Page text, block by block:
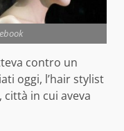
contro un
oggi, l’hair stylist
in cui aveva